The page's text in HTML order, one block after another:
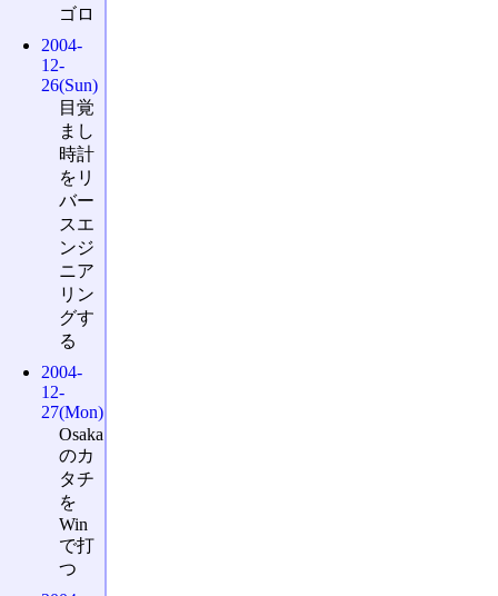
ゴロ
2004-
12-
26(Sun)
目覚
まし
時計
をリ
バー
スエ
ンジ
ニア
リン
グす
る
2004-
12-
27(Mon)
Osaka
のカ
タチ
を
Win
で打
つ